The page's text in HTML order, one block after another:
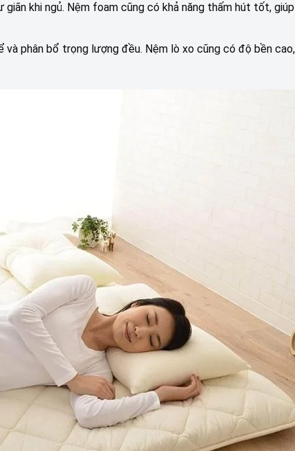
khi ngủ. Nệm foam cũng có khả năng thấm hút tốt,
phân bổ trọng lượng đều. Nệm lò xo cũng có độ bền